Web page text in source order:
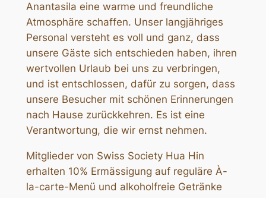
Anantasila eine warme und freundliche
Atmosphäre schaffen. Unser langjähriges
Personal versteht es voll und ganz, dass
unsere Gäste sich entschieden haben, ihren
wertvollen Urlaub bei uns zu verbringen,
und ist entschlossen, dafür zu sorgen, dass
unsere Besucher mit schönen Erinnerungen
nach Hause zurückkehren. Es ist eine
Verantwortung, die wir ernst nehmen.
Mitglieder von Swiss Society Hua Hin
erhalten 10% Ermässigung auf reguläre À-
la-carte-Menü und alkoholfreie Getränke